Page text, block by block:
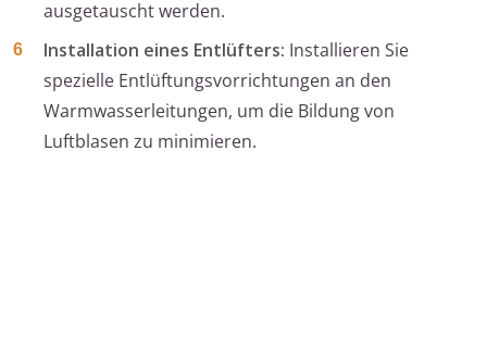
ausgetauscht werden.
Installation eines Entlüfters: Installieren Sie
spezielle Entlüftungsvorrichtungen an den
Warmwasserleitungen, um die Bildung von
Luftblasen zu minimieren.